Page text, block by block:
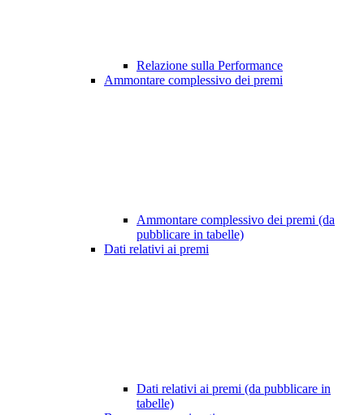
Relazione sulla Performance
Ammontare complessivo dei premi
Ammontare complessivo dei premi (da
pubblicare in tabelle)
Dati relativi ai premi
Dati relativi ai premi (da pubblicare in
tabelle)